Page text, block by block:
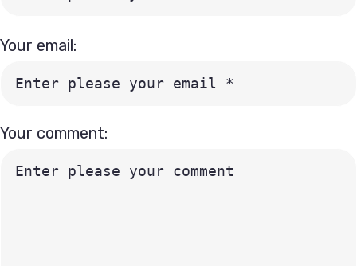
Your comment:
Your email: